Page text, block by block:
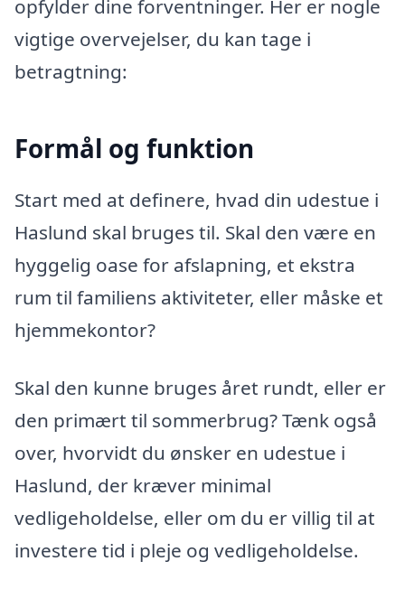
opfylder dine forventninger. Her er nogle
vigtige overvejelser, du kan tage i
betragtning:
Formål og funktion
Start med at definere, hvad din udestue i
Haslund skal bruges til. Skal den være en
hyggelig oase for afslapning, et ekstra
rum til familiens aktiviteter, eller måske et
hjemmekontor?
Skal den kunne bruges året rundt, eller er
den primært til sommerbrug? Tænk også
over, hvorvidt du ønsker en udestue i
Haslund, der kræver minimal
vedligeholdelse, eller om du er villig til at
investere tid i pleje og vedligeholdelse.